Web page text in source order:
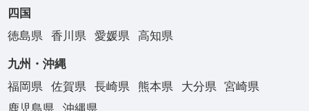
四国
徳島県
香川県 愛媛県 高知県
九州・沖縄
福岡県
佐賀県 長崎県 熊本県 大分県
宮崎県